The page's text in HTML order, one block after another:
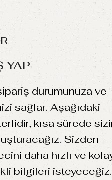
YAP
durumunuza ve
sağlar. Aşağıdaki
kısa sürede
Sizden
daha hızlı ve
bilgileri isteyeceğiz.